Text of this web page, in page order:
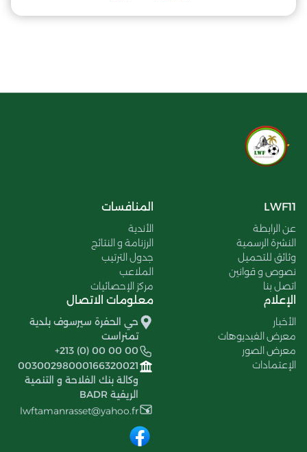
LWF11
عن الرابطة
النشرة الرسمية
وثائق للتحميل
نصوص و قوانين
اتصل بنا
المنافسات
الأندية
الرزنامة و النتائج
جدول الترتيب
الملاعب
مركز الإحصائيات
الإعلام
الأخبار
معرض الفيديوهات
معرض الصور
الإعتمادات
معلومات الاتصال
حي الحفرة سيرسوف بلدية
تمنراست
+213 (0) 00 00 00
00300298000166320021
وكالة بنك الفلاحة و التنمية
الريفية BADR
lwftamanrasset@yahoo.fr